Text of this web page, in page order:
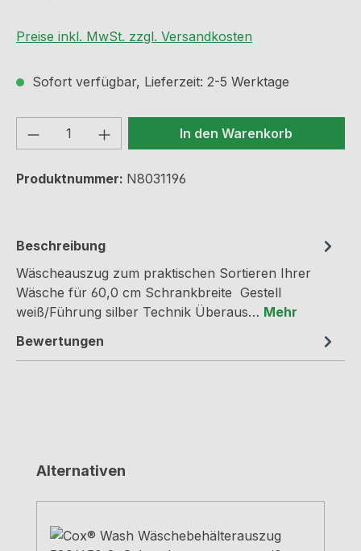
Preise inkl. MwSt. zzgl. Versandkosten
Sofort verfügbar, Lieferzeit: 2-5 Werktage
Produkt Anzahl: Gib denIn den Warenkorb
Produktnummer: N8031196
Beschreibung
Wäscheauszug zum praktischen Sortieren Ihrer
Wäsche für 60,0 cm Schrankbreite Gestell
weiß/Führung silber Technik Überaus… Mehr
Bewertungen
Produktgalerie überspringen
Alternativen